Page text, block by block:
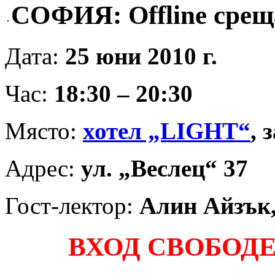
СОФИЯ: Offline
Дата: 25 юни 2010 г.
Час: 18:30 – 20:30
Място: хотел „LIGHT“,
Адрес: ул. „Веслец“ 37
Гост-лектор: Алин
ВХОД СВОБОДЕН